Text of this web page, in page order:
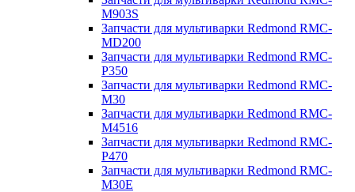
M903S
Запчасти для мультиварки Redmond RMC-
MD200
Запчасти для мультиварки Redmond RMC-
P350
Запчасти для мультиварки Redmond RMC-
M30
Запчасти для мультиварки Redmond RMC-
M4516
Запчасти для мультиварки Redmond RMC-
P470
Запчасти для мультиварки Redmond RMC-
M30E